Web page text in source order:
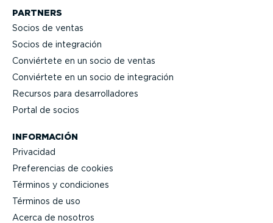
PARTNERS
Socios de ventas
Socios de integración
Conviértete en un socio de ventas
Conviértete en un socio de integración
Recursos para desarro­lla­dores
Portal de socios
INFORMACIÓN
Privacidad
Prefe­rencias de cookies
Términos y condiciones
Términos de uso
Acerca de nosotros